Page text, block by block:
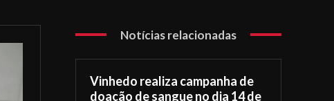
Notícias relacionadas
Vinhedo realiza campanha de
doação de sangue no dia 14 de